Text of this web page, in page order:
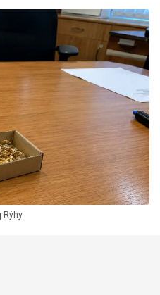
Rýhy